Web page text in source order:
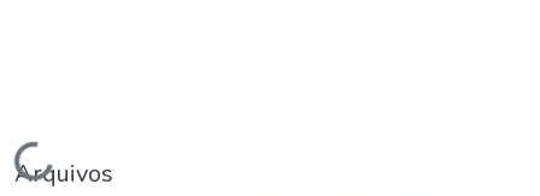
Carregando...
Arquivos